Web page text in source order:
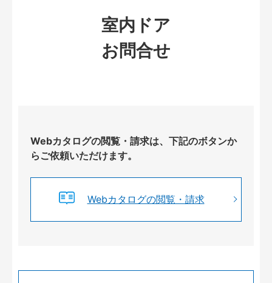
室内ドア
お問合せ
Webカタログの閲覧・請求は、下記のボタンか
らご依頼いただけます。
Webカタログの閲覧・請求